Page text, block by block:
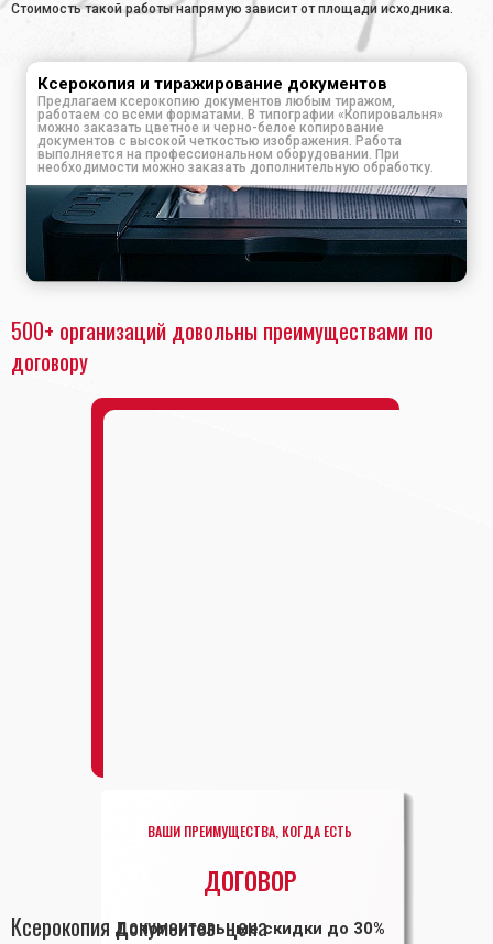
Стоимость такой работы напрямую зависит от площади исходника.
Ксерокопия и тиражирование документов
Предлагаем ксерокопию документов любым тиражом,
работаем со всеми форматами. В типографии «Копировальня»
можно заказать цветное и черно-белое копирование
документов с высокой четкостью изображения. Работа
выполняется на профессиональном оборудовании. При
необходимости можно заказать дополнительную обработку.
500+ организаций довольны преимуществами по
договору
ВАШИ ПРЕИМУЩЕСТВА, КОГДА ЕСТЬ
ДОГОВОР
Дополнительные скидки до 30%
Ксерокопия документов: цена